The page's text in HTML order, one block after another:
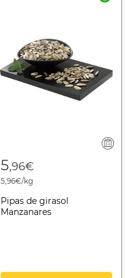
5,96€
5,96€/kg
Pipas de girasol
Manzanares